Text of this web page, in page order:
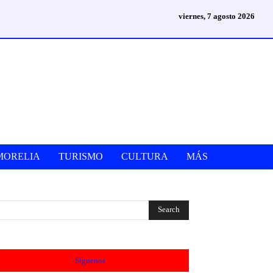
viernes, 7 agosto 2026
TURISMO CULTURA MÁS
Síguenos